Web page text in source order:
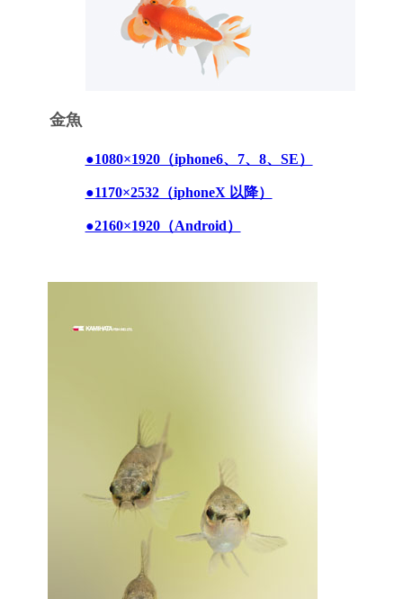
金魚
●1080×1920（iphone6、7、8、SE）
●1170×2532（iphoneX 以降）
●2160×1920（Android）